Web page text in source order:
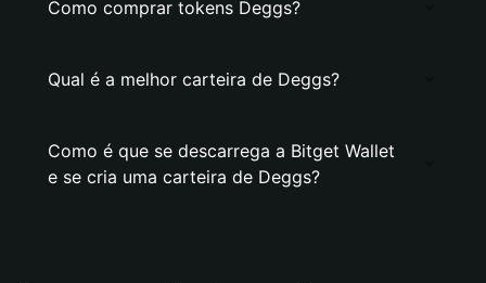
Como comprar tokens Deggs?
Qual é a melhor carteira de Deggs?
Como é que se descarrega a Bitget Wallet
e se cria uma carteira de Deggs?